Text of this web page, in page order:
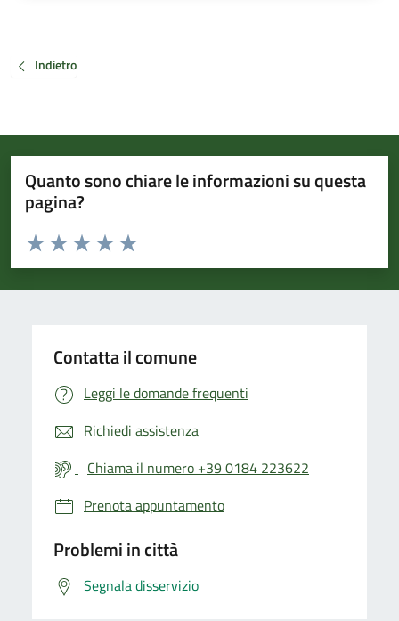
Indietro
Quanto sono chiare le informazioni su questa
pagina?
Valuta da 1 a 5 stelle la pagina
Valuta 5 stelle su 5
Valuta 4 stelle su 5
Valuta 3 stelle su 5
Valuta 2 stelle su 5
Valuta 1 stelle su 5
Contatta il comune
Leggi le domande frequenti
Richiedi assistenza
Chiama il numero +39 0184 223622
Prenota appuntamento
Problemi in città
Segnala disservizio